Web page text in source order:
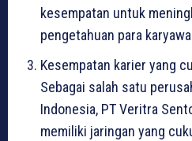
kesempatan untuk
pengetahuan para
Kesempatan karier yang
Sebagai salah satu
Indonesia, PT Veritra
memiliki jaringan yang